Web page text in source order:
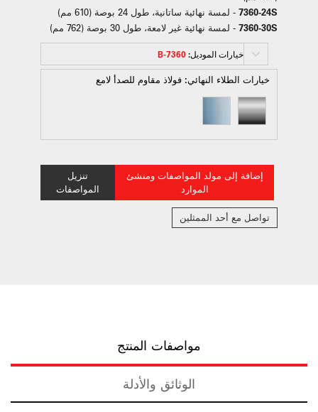
7360-24S
- لمسة نهائية ساتانية، طول 24 بوصة (610 مم)
7360-30S
- لمسة نهائية غير لامعة، طول 30 بوصة (762 مم)
خيارات الموديل:7360-B
خيارات الطلاء النهائي: فولاذ مقاوم للصدأ لامع
إضافة إلى مولد المواصفات ومنشئ
الموارد
تنزيل
المواصفات
تواصل مع أحد الممثلين
مواصفات المنتج
الوثائق والأدلة